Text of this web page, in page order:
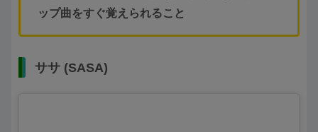
ップ曲をすぐ覚えられること
ササ (SASA)